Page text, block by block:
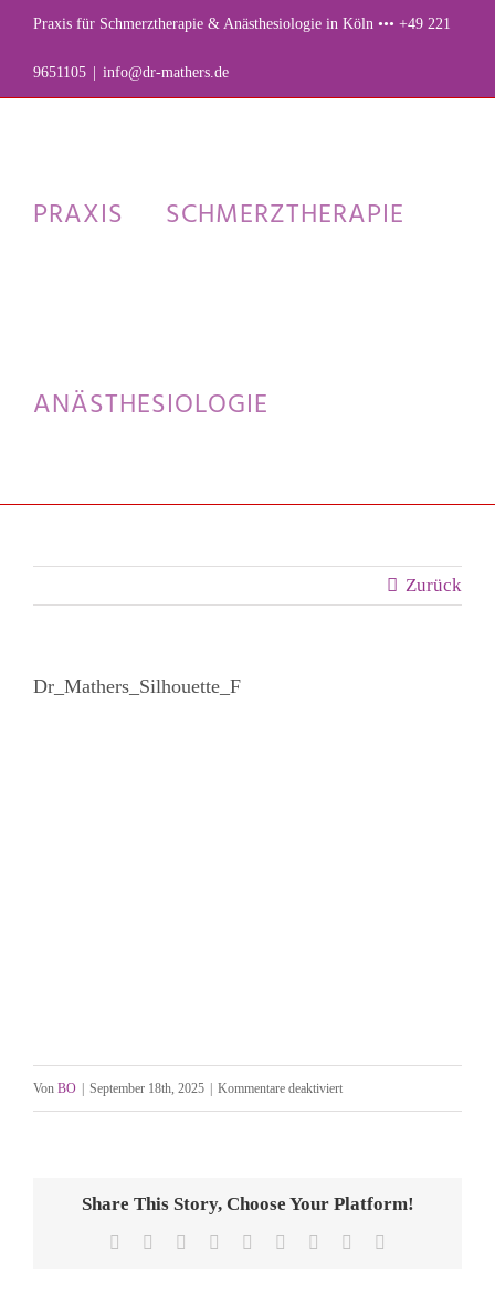
Zum
springen
Praxis für Schmerztherapie & Anästhesiologie in Köln ••• +49 221
9651105 info@dr-mathers.de
PRAXIS SCHMERZTHERAPIE
ANÄSTHESIOLOGIE
Zurück
Dr_Mathers_Silhouette_F
Von BO September 18th, 2025 Kommentare deaktiviertfür
Share This Story, Choose Your Platform!
Facebook Reddit LinkedInWhatsApp
TumblrPinterest